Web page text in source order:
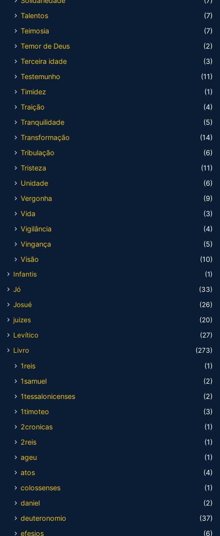
Talentos
(7)
Teimosia
(7)
Temor de Deus
(2)
Terceira idade
(3)
Testemunho
(11)
Timidez
(1)
Traição
(4)
Tranquilidade
(5)
Transformação
(14)
Tribulação
(6)
Tristeza
(11)
Unidade
(6)
Vergonha
(9)
Vida
(3)
Vigilância
(4)
Vingança
(5)
Visão
(10)
Infantis
(1)
Jó
(33)
Josué
(26)
juizes
(20)
Levítico
(27)
Livro
(273)
1reis
(1)
1samuel
(2)
1tessalonicenses
(2)
1timoteo
(3)
2cronicas
(1)
2reis
(1)
ageu
(1)
atos
(4)
colossenses
(1)
daniel
(2)
deuteronomio
(37)
efesios
(6)